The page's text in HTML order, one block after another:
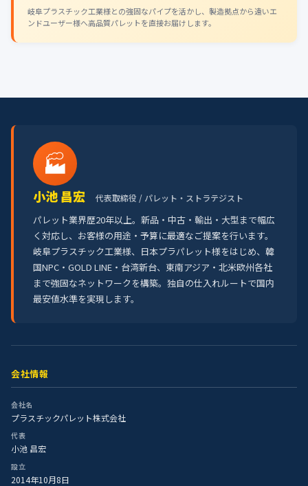
岐阜プラスチック工業様との強固なパイプを活かし、製造拠点から遠いエ
ンドユーザー様へ高品質パレットを直接お届けします。
🏭
小池 昌宏 代表取締役 / パレット・ストラテジスト
パレット業界歴20年以上。新品・中古・輸出・大型まで幅広
く対応し、お客様の用途・予算に最適なご提案を行います。
岐阜プラスチック工業様、日本プラパレット様をはじめ、韓
国NPC・GOLD LINE・台湾新台、東南アジア・北米欧州各社
まで強固なネットワークを構築。独自の仕入れルートで国内
最安値水準を実現します。
会社情報
会社名
プラスチックパレット株式会社
代表
小池 昌宏
設立
2014年10月8日